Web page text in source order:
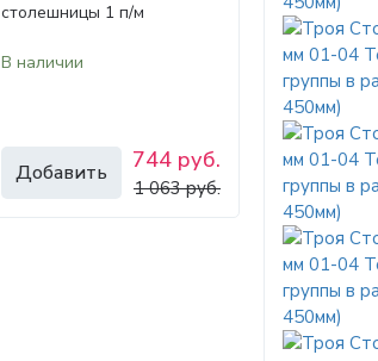
столешницы 1 п/м
В наличии
Добавить 744 руб.
1 063 руб.